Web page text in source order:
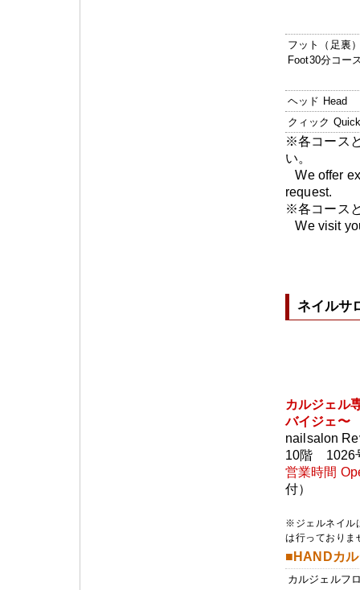
フット（足裏
Foot30分コー
ヘッド Head
クィック
※各コース
い。
We offer
request.
※各コース
We visit
ネイルサ
カルジェル
バイジェ〜
nailsalon
10階 1026
営業時間
付）
※ジェルネイル
は行っておりま
■HANDカ
カルジェルフ